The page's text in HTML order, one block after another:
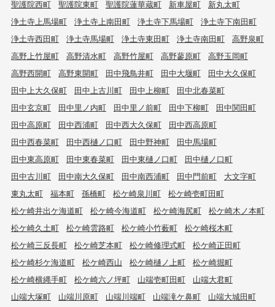
聖護院西町 聖護院東町 聖護院蓮華蔵町 新車屋町
新丸太町
浄土寺上馬場町
浄土寺上南田町 浄土寺下馬場町
浄土寺下南田町
浄土寺西田町
浄土寺馬場町 浄土寺東田町 浄土寺南田町
高野泉町
高野上竹屋町
高野清水町 高野竹屋町 高野蓼原町
高野玉岡町
高野西開町
高野東開町 田中飛鳥井町 田中大堰町
田中大久保町
田中上大久保町
田中上古川町 田中上柳町
田中北春菜町
田中玄京町
田中里ノ内町 田中里ノ前町 田中下柳町
田中関田町
田中高原町
田中西浦町 田中西大久保町
田中西高原町
田中西春菜町
田中西樋ノ口町 田中野神町
田中馬場町
田中東高原町
田中東春菜町 田中東樋ノ口町
田中樋ノ口町
田中古川町
田中南大久保町 田中南西浦町 田中門前町
大文字町
東丸太町
福本町 孫橋町 松ケ崎泉川町
松ケ崎壱町田町
松ケ崎井出ケ海道町
松ケ崎今海道町 松ケ崎海尻町
松ケ崎木ノ本町
松ケ崎久土町
松ケ崎雲路町 松ケ崎小竹薮町
松ケ崎桜木町
松ケ崎三反長町
松ケ崎芝本町 松ケ崎修理式町
松ケ崎正田町
松ケ崎杉ケ海道町
松ケ崎西山 松ケ崎樋ノ上町
松ケ崎堀町
松ケ崎横縄手町
松ケ崎六ノ坪町 山端壱町田町
山端大君町
山端大塚町
山端川原町 山端川端町 山端滝ケ鼻町
山端大城田町